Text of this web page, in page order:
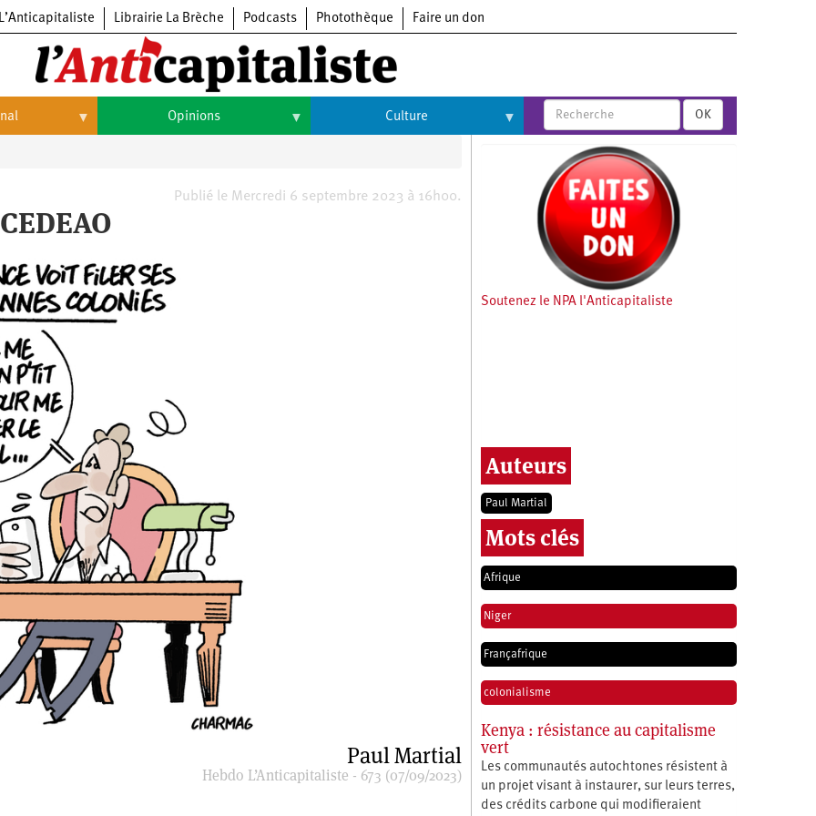
L’Anticapitaliste Librairie La Brèche Podcasts Photothèque Faire un don
Opinions Culture
Arts
OK
Publié le Mercredi 6 septembre 2023 à 16h00.
Paul Martial
Hebdo L’Anticapitaliste - 673 (07/09/2023)
Soutenez le NPA l'Anticapitaliste
Auteurs
Paul Martial
Mots clés
Afrique
Niger
Françafrique
colonialisme
Kenya : résistance au capitalisme
vert
Les communautés autochtones résistent à
un projet visant à instaurer, sur leurs terres,
des crédits carbone qui modifieraient